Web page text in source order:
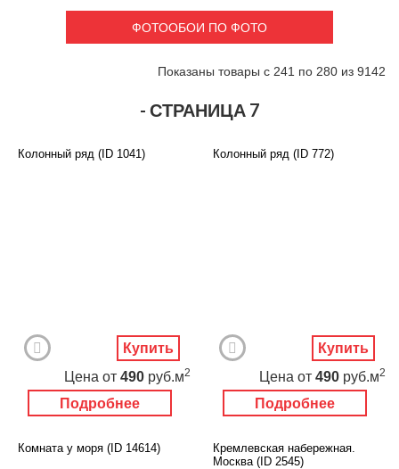
Карты
Перспектива
Города
Живопись
Животный мир
Еда и напитки
Архитектура
ФОТООБОИ ПО ФОТО
Показаны товары с 241 по 280 из 9142
- СТРАНИЦА 7
Колонный ряд (ID 1041)
Подробнее
Цена от 490 руб.м2
Купить
Колонный ряд (ID 772)
Подробнее
Цена от 490 руб.м2
Купить
Комната у моря (ID 14614)
Кремлевская набережная.
Москва (ID 2545)